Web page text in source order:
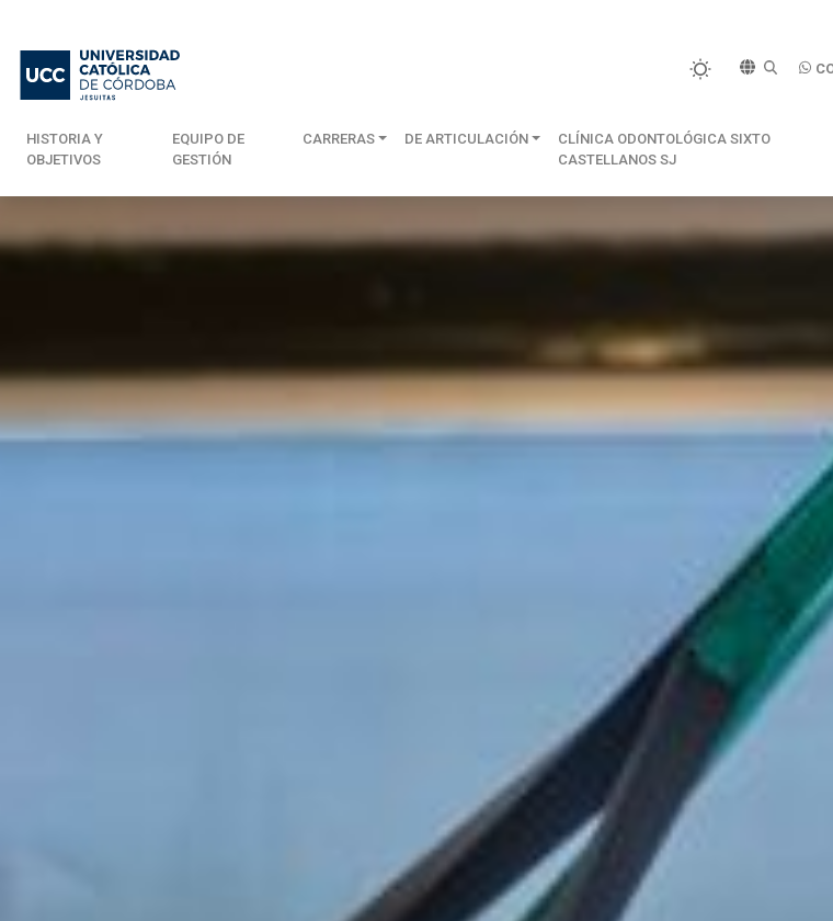
HISTORIA Y
OBJETIVOS
EQUIPO DE
GESTIÓN
CARRERAS DE ARTICULACIÓN
CLÍNICA ODONTOLÓGICA SIXTO
CASTELLANOS SJ